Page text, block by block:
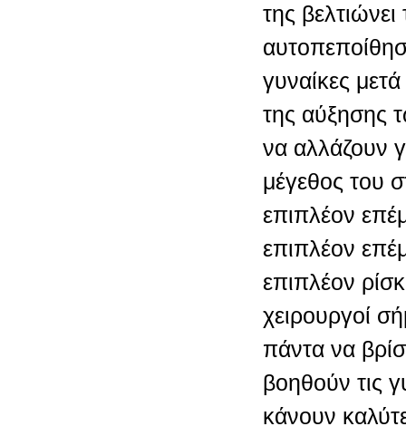
της
γυναίκες
της αύξησης
να αλλάζουν
μέγεθος του
επιπλέον
επιπλέον
επιπλέον
χειρουργοί
πάντα να
βοηθούν τις
κάνουν